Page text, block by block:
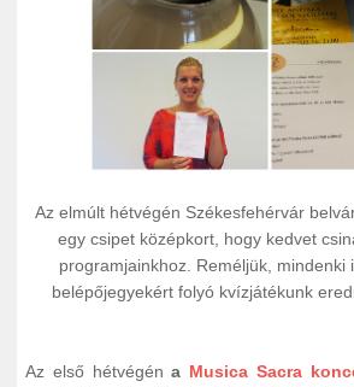
Az elmúlt hétvégén Székesfehérvár
egy csipet középkort, hogy kedvet
programjainkhoz. Reméljük, mindenki
belépőjegyekért folyó kvízjátékunk
Az első hétvégéna Musica Sacra